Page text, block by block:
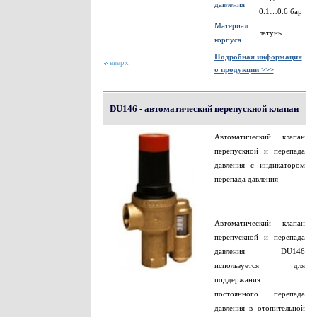
давления
0.1…0.6 бар
Материал
корпуса
латунь
вверх
Подробная информация
о продукции >>>
DU146 - автоматический перепускной клапан
Автоматический клапан
перепускной и перепада
давления с индикатором
перепада давления
Автоматический клапан
перепускной и перепада
давления DU146
используется для
поддержания
постоянного перепада
давления в отопительной